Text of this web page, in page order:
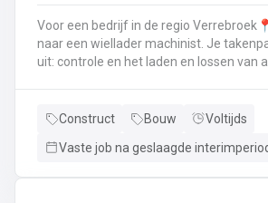
Voor een bedrijf in de regio
naar een wiellader machinist. Je takenpakket zal bestaan
uit: controle en het laden en lossen van aangeleverde
van hun taken.Je bedient de
handen uit de mouwen om het terrein
Construct Bouw
Voltijds
Vaste job na geslaagde